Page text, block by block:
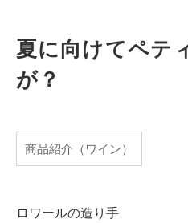
夏に向けてペテ
が？
商品紹介（ワイン）
ロワールの造り手